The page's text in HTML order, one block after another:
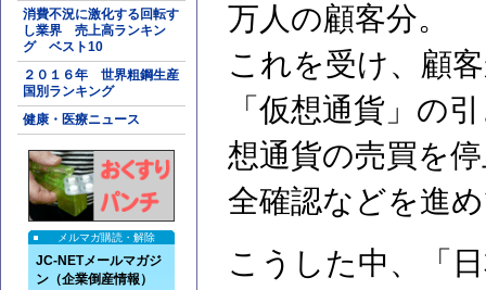
消費不況に激化する回転す
し業界 売上高ランキン
グ ベスト10
２０１６年 世界粗鋼生産
国別ランキング
健康・医療ニュース
メルマガ購読・解除
JC-NETメールマガジ
ン（企業倒産情報）
万人の顧客分。
これを受け、顧
「仮想通貨」の
想通貨の売買を
全確認などを進
こうした中、「